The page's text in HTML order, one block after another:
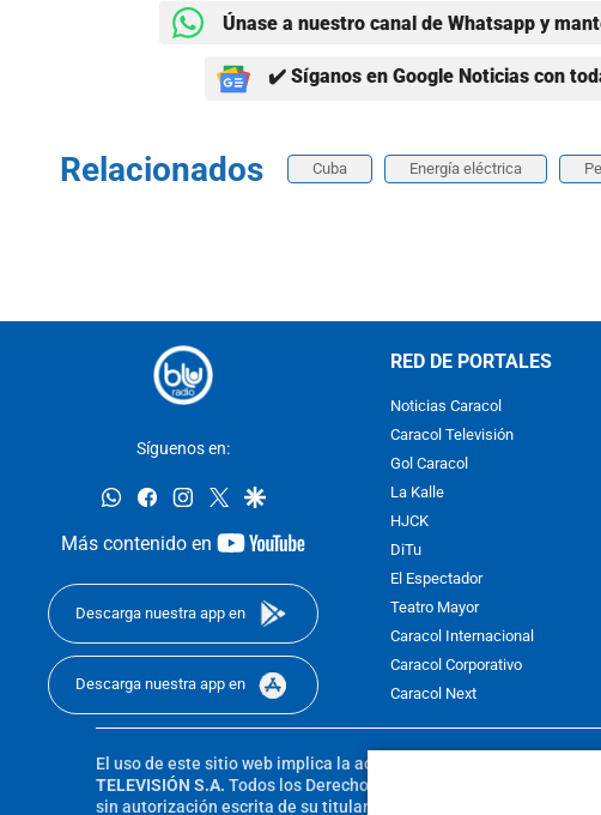
Únase a nuestro canal de Whatsapp y
✔️ Síganos en Google Noticias con
Relacionados Cuba Energía eléctrica
Síguenos en:
whatsappfacebookinstagram
twittergoogle
Más contenido en
youtube-
Descarga nuestra app en
Descarga nuestra app en
RED DE PORTALES
Noticias Caracol
Caracol Televisión
Gol Caracol
La Kalle
HJCK
DiTu
El Espectador
Teatro Mayor
Caracol Internacional
Caracol Corporativo
Caracol Next
El uso de este sitio web implica la aceptación de los
TELEVISIÓN S.A. Todos los Derechos Reservados D.R.A.
sin autorización escrita de su titular. Reproduction in whole or in